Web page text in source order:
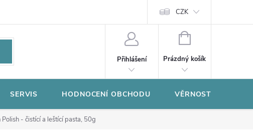
CZK
Přihlášení
NÁKUPNÍ
Prázdný košík
SERVIS HODNOCENÍ OBCHODU VĚRNOSTNÍ
Polish - čistící a leštící pasta, 50g